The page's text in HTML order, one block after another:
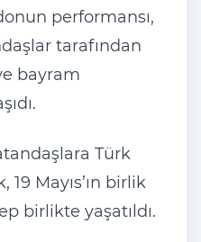
performansı,
tarafından
bayram
Türk
19 Mayıs’ın birlik
birlikte yaşatıldı.